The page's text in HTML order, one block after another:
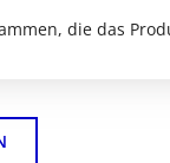
die das